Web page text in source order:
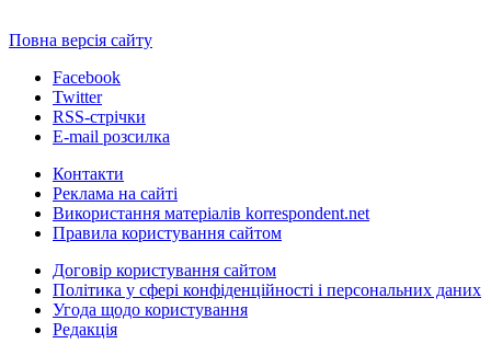
Повна версія сайту
Facebook
Twitter
RSS-стрічки
E-mail розсилка
Контакти
Реклама на сайті
Використання матеріалів korrespondent.net
Правила користування сайтом
Договір користування сайтом
Політика у сфері конфіденційності і персональних даних
Угода щодо користування
Редакція